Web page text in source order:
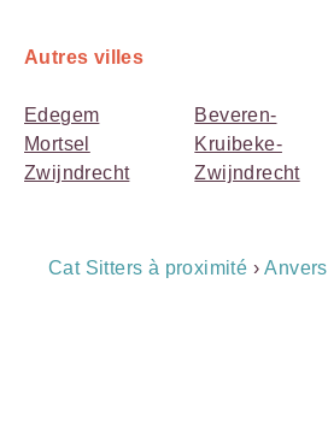
Autres villes
Edegem
Mortsel
Zwijndrecht
Beveren-
Kruibeke-
Zwijndrecht
Breadcrumb
Cat Sitters à proximité ›Anvers